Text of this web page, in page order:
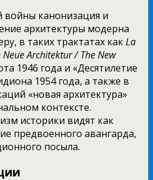
канонизация и
архитектуры модерна
в таких трактатах какLa
NeueArchitektur/TheNew
1946 года и «Десятилетие
1954 года, а также в
«новая архитектура»
контексте.
историки видят как
предвоенного авангарда,
посыла.